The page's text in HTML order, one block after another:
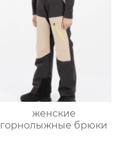
женские
горнолыжные брюки